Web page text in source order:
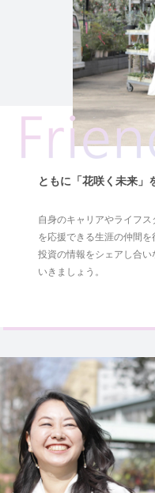
ともに「花咲く未来」
自身のキャリアやライフ
を応援できる生涯の仲間を
投資の情報をシェアし合
いきましょう。